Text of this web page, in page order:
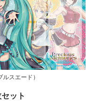
スエード）
ット